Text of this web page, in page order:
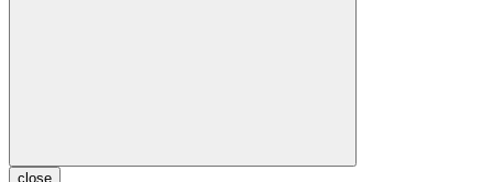
close